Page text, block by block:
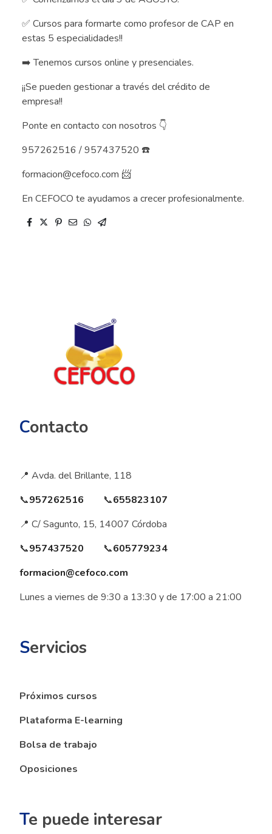
✅ Cursos para formarte como profesor de CAP en
estas 5 especialidades!!
➡️ Tenemos cursos online y presenciales.
¡¡Se pueden gestionar a través del crédito de
empresa!!
Ponte en contacto con nosotros 👇
957262516 / 957437520 ☎️
formacion@cefoco.com 📨
En CEFOCO te ayudamos a crecer profesionalmente.
Contacto
📍 Avda. del Brillante, 118
📞957262516 📞655823107
📍 C/ Sagunto, 15, 14007 Córdoba
📞957437520 📞605779234
formacion@cefoco.com
Lunes a viernes de 9:30 a 13:30 y de 17:00 a 21:00
Servicios
Próximos cursos
Plataforma E-learning
Bolsa de trabajo
Oposiciones
Te puede interesar